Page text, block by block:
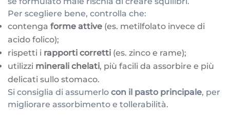
Per scegliere bene, controlla che:
contenga forme attive (es. metilfolato invece di
acido folico);
rispetti i rapporti corretti (es. zinco e rame);
utilizzi minerali chelati, più facili da assorbire e più
delicati sullo stomaco.
Si consiglia di assumerlo con il pasto principale, per
migliorare assorbimento e tollerabilità.